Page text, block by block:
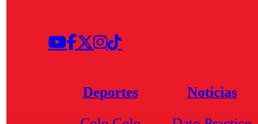
Deportes
Noticias